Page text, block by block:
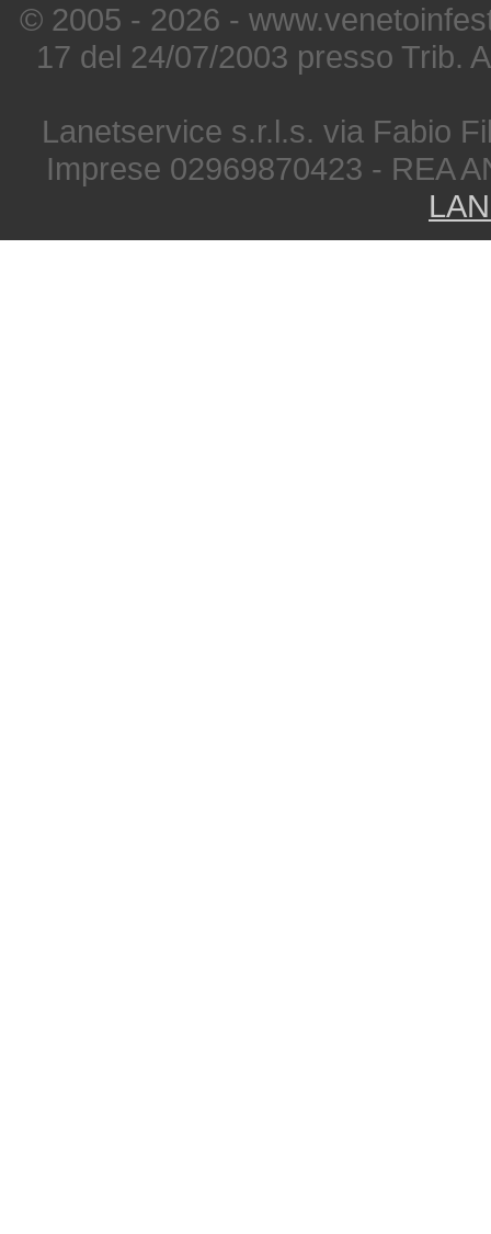
© 2005 - 2026 -
17 del 24/07/2003 presso Trib.
Lanetservice s.r.l.s. via Fabio
Imprese 02969870423 - REA